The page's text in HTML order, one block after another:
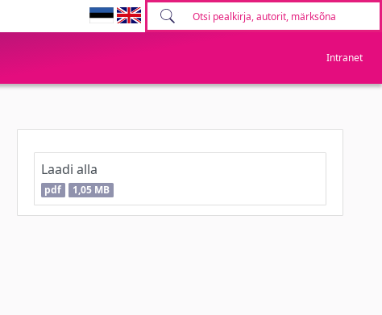
Intranet
Laadi alla
pdf 1,05 MB